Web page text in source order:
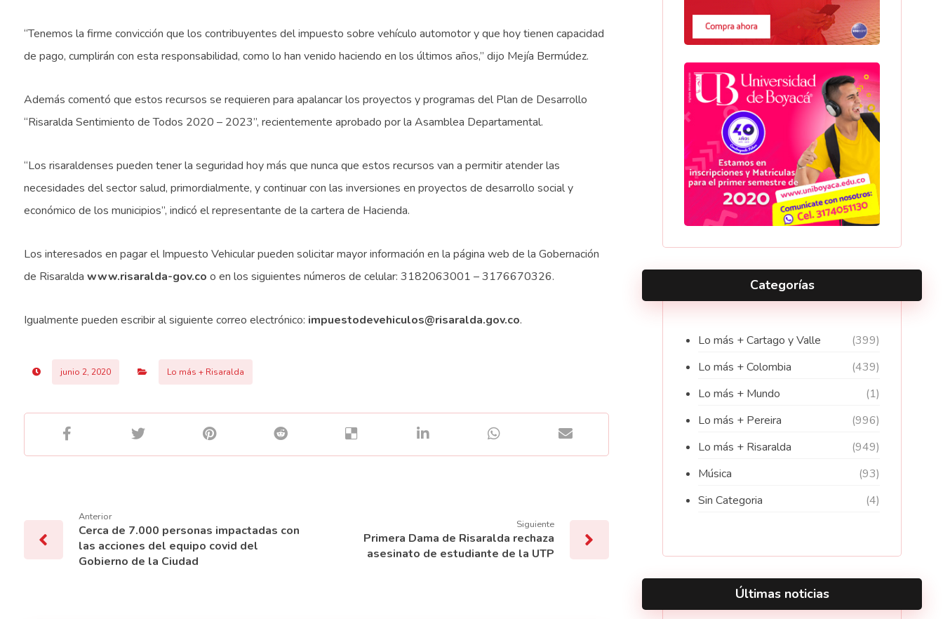
“Tenemos la firme convicción que los contribuyentes del impuesto sobre vehículo automotor y que hoy tienen capacidad
de pago, cumplirán con esta responsabilidad, como lo han venido haciendo en los últimos años,” dijo Mejía Bermúdez.
Además comentó que estos recursos se requieren para apalancar los proyectos y programas del Plan de Desarrollo
“Risaralda Sentimiento de Todos 2020 – 2023”, recientemente aprobado por la Asamblea Departamental.
“Los risaraldenses pueden tener la seguridad hoy más que nunca que estos recursos van a permitir atender las
necesidades del sector salud, primordialmente, y continuar con las inversiones en proyectos de desarrollo social y
económico de los municipios”, indicó el representante de la cartera de Hacienda.
Los interesados en pagar el Impuesto Vehicular pueden solicitar mayor información en la página web de la Gobernación
de Risaralda www.risaralda-gov.co o en los siguientes números de celular: 3182063001 – 3176670326.
Igualmente pueden escribir al siguiente correo electrónico: impuestodevehiculos@risaralda.gov.co.
junio 2, 2020 Lo más + Risaralda
Anterior
Cerca de 7.000 personas impactadas con
las acciones del equipo covid del
Gobierno de la Ciudad
Siguiente
Primera Dama de Risaralda rechaza
asesinato de estudiante de la UTP
Categorías
Lo más + Cartago y Valle
(399)
Lo más + Colombia
(439)
Lo más + Mundo
(1)
Lo más + Pereira
(996)
Lo más + Risaralda
(949)
Música
(93)
Sin Categoria
(4)
Últimas noticias